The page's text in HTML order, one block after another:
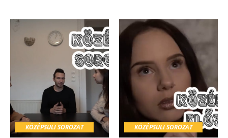
KÖZÉPSULI SOROZAT KÖZÉPSULI SOROZAT